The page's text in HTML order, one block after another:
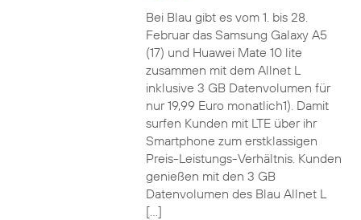
Bei Blau gibt es vom 1. bis 28.
Februar das Samsung Galaxy A5
(17) und Huawei Mate 10 lite
zusammen mit dem Allnet L
inklusive 3 GB Datenvolumen für
nur 19,99 Euro monatlich1). Damit
surfen Kunden mit LTE über ihr
Smartphone zum erstklassigen
Preis-Leistungs-Verhältnis. Kunden
genießen mit den 3 GB
Datenvolumen des Blau Allnet L
[…]